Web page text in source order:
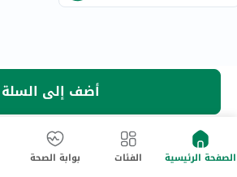
أضف إلى السلة
نحن هنا لمساعدتك!
مركز المساعدة
تابعنا الصفحة الرئيسية الفئات بوابة الصحة